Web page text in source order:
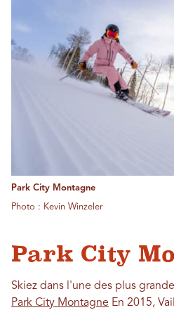
Park City Montagne
Photo : Kevin Winzeler
Park City
Skiez dans l'une des plus
Park City Montagne En 2015,